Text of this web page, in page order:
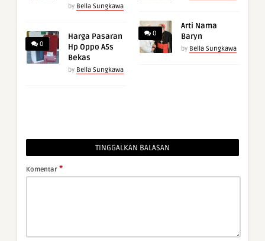
by Bella Sungkawa
0
Harga Pasaran
Hp Oppo A5s
Bekas
by Bella Sungkawa
0
Arti Nama
Baryn
by Bella Sungkawa
TINGGALKAN BALASAN
Komentar *